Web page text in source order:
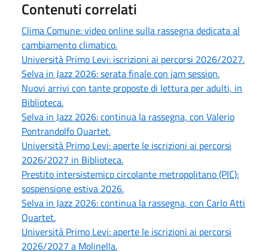
Contenuti correlati
Clima Comune: video online sulla rassegna dedicata al
cambiamento climatico.
Università Primo Levi: iscrizioni ai percorsi 2026/2027.
Selva in Jazz 2026: serata finale con jam session.
Nuovi arrivi con tante proposte di lettura per adulti, in
Biblioteca.
Selva in Jazz 2026: continua la rassegna, con Valerio
Pontrandolfo Quartet.
Università Primo Levi: aperte le iscrizioni ai percorsi
2026/2027 in Biblioteca.
Prestito intersistemico circolante metropolitano (PIC):
sospensione estiva 2026.
Selva in Jazz 2026: continua la rassegna, con Carlo Atti
Quartet.
Università Primo Levi: aperte le iscrizioni ai percorsi
2026/2027 a Molinella.